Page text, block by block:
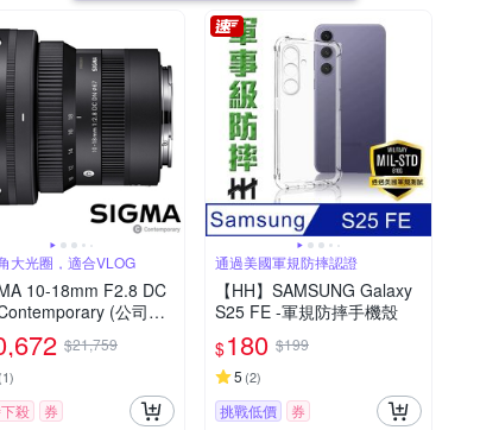
大光圈，適合VLOG
10-18mm F2.8 DC
(公司貨)
角變焦鏡頭 APS-C 無
眼鏡頭$21,759
(1)
殺 券
通過美國軍規防摔認證
【HH】SAMSUNG Galaxy
S25 FE -軍規防摔手機殼
$180 $199
5 (2)
挑戰低價 券